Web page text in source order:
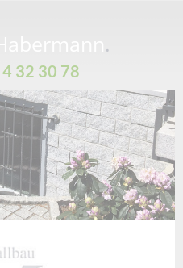
.
32 30 78